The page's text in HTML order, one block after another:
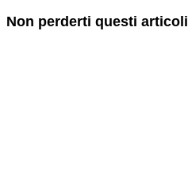
Non perderti questi articoli